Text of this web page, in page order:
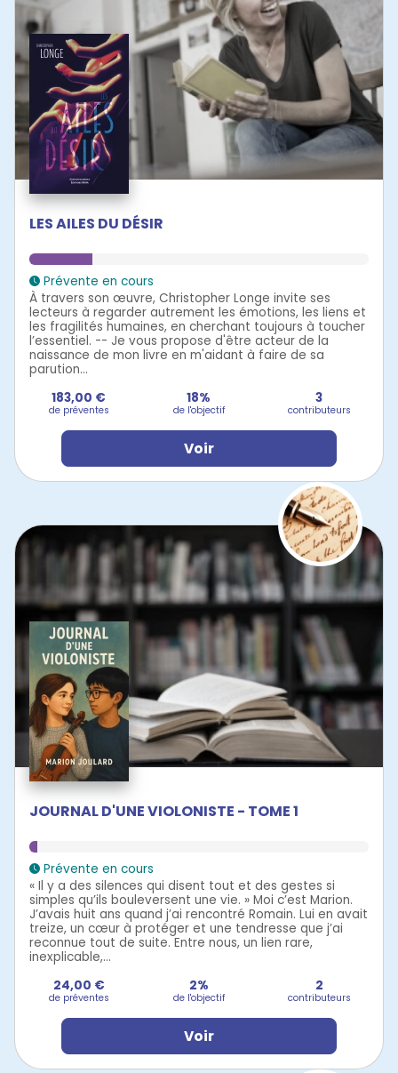
LES AILES DU DÉSIR
Prévente en cours
À travers son œuvre, Christopher Longe invite ses
lecteurs à regarder autrement les émotions, les liens et
les fragilités humaines, en cherchant toujours à toucher
l’essentiel. -- Je vous propose d'être acteur de la
naissance de mon livre en m'aidant à faire de sa
parution...
183,00 €
de préventes
18%
de l'objectif
3
contributeurs
Voir
JOURNAL D'UNE VIOLONISTE - TOME 1
Prévente en cours
« Il y a des silences qui disent tout et des gestes si
simples qu’ils bouleversent une vie. » Moi c’est Marion.
J’avais huit ans quand j’ai rencontré Romain. Lui en avait
treize, un cœur à protéger et une tendresse que j’ai
reconnue tout de suite. Entre nous, un lien rare,
inexplicable,...
24,00 €
de préventes
2%
de l'objectif
2
contributeurs
Voir